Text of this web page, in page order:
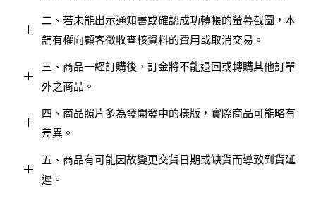
二、若未能出示通知書或確認成功轉帳的螢幕截圖，本
舖有權向顧客徵收查核資料的費用或取消交易。
三、商品一經訂購後，訂金將不能退回或轉購其他訂單
外之商品。
四、商品照片多為發開發中的樣版，實際商品可能略有
差異。
五、商品有可能因故變更交貨日期或缺貨而導致到貨延
遲。